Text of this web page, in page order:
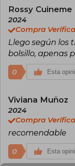
Rossy Cuineme
2024
Compra
Llego según los
bolsillo, apenas
0 Esta
Viviana Muñoz
2024
Compra
recomendable
0 Esta